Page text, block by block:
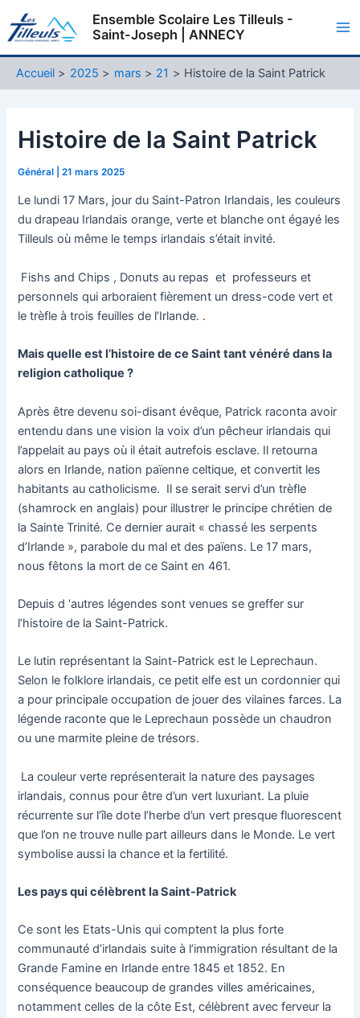
au
Ensemble Scolaire Les Tilleuls -
Saint-Joseph | ANNECY
Accueil 2025 mars 21 Histoire de la Saint Patrick
Histoire de la Saint Patrick
Général |21 mars 2025
Le lundi 17 Mars, jour du Saint-Patron Irlandais, les couleurs
du drapeau Irlandais orange, verte et blanche ont égayé les
Tilleuls où même le temps irlandais s’était invité.
Fishs and Chips , Donuts au repas et professeurs et
personnels qui arboraient fièrement un dress-code vert et
le trèfle à trois feuilles de l’Irlande. .
Mais quelle est l’histoire de ce Saint tant vénéré dans la
religion catholique ?
Après être devenu soi-disant évêque, Patrick raconta avoir
entendu dans une vision la voix d’un pêcheur irlandais qui
l’appelait au pays où il était autrefois esclave. Il retourna
alors en Irlande, nation païenne celtique, et convertit les
habitants au catholicisme. Il se serait servi d’un trèfle
(shamrock en anglais) pour illustrer le principe chrétien de
la Sainte Trinité. Ce dernier aurait « chassé les serpents
d’Irlande », parabole du mal et des païens. Le 17 mars,
nous fêtons la mort de ce Saint en 461.
Depuis d ‘autres légendes sont venues se greffer sur
l’histoire de la Saint-Patrick.
Le lutin représentant la Saint-Patrick est le Leprechaun.
Selon le folklore irlandais, ce petit elfe est un cordonnier qui
a pour principale occupation de jouer des vilaines farces. La
légende raconte que le Leprechaun possède un chaudron
ou une marmite pleine de trésors.
La couleur verte représenterait la nature des paysages
irlandais, connus pour être d’un vert luxuriant. La pluie
récurrente sur l’île dote l’herbe d’un vert presque fluorescent
que l’on ne trouve nulle part ailleurs dans le Monde. Le vert
symbolise aussi la chance et la fertilité.
Les pays qui célèbrent la Saint-Patrick
Ce sont les Etats-Unis qui comptent la plus forte
communauté d’irlandais suite à l’immigration résultant de la
Grande Famine en Irlande entre 1845 et 1852. En
conséquence beaucoup de grandes villes américaines,
notamment celles de la côte Est, célèbrent avec ferveur la